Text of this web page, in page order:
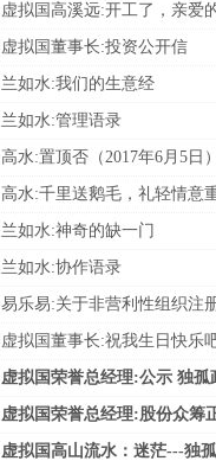
虚拟国高溪远:开工了，亲爱
虚拟国董事长:投资公开信
兰如水:我们的生意经
兰如水:管理语录
高水:置顶否（2017年6月5日
高水:千里送鹅毛，礼轻情意
兰如水:神奇的缺一门
兰如水:协作语录
易乐易:关于非营利性组织注
虚拟国董事长:祝我生日快乐
虚拟国荣誉总经理:公示 独孤
虚拟国荣誉总经理:股份众筹
虚拟国高山流水：迷茫---独